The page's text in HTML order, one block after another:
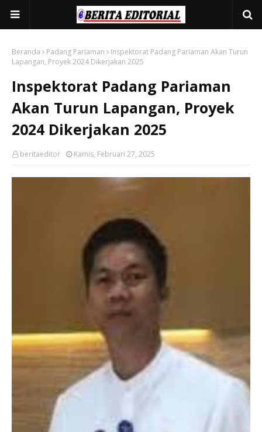
Beranda Padang Pariaman
Inspektorat Padang Pariaman Akan Turun
Lapangan, Proyek 2024 Dikerjakan 2025
Inspektorat Padang Pariaman
Akan Turun Lapangan, Proyek
2024 Dikerjakan 2025
beritaeditor Kamis, Februari 27, 2025